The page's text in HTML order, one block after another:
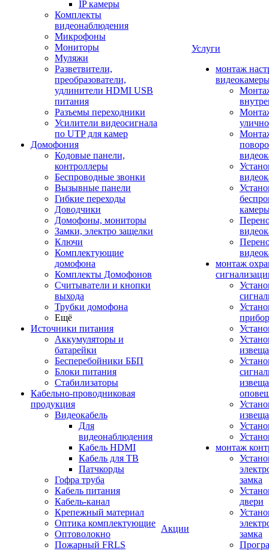
IP камеры
Комплекты
видеонаблюдения
Микрофоны
Мониторы
Муляжи
Разветвители,
преобразователи,
удлинители HDMI USB
питания
Разъемы переходники
Усилители видеосигнала
по UTP для камер
Домофония
Кодовые панели,
контроллеры
Беспроводные звонки
Вызывные панели
Гибкие переходы
Доводчики
Домофоны, мониторы
Замки, электро защелки
Ключи
Комплектующие
домофона
Комплекты Домофонов
Считыватели и кнопки
выхода
Трубки домофона
Ещё
Источники питания
Аккумуляторы и
батарейки
Бесперебойники ББП
Блоки питания
Стабилизаторы
Кабельно-проводниковая
продукция
Видеокабель
Для
видеонаблюдения
Кабель HDMI
Кабель для ТВ
Патчкорды
Гофра труба
Кабель питания
Кабель-канал
Крепежный материал
Оптика комплектующие
Оптоволокно
Пожарный FRLS
Акции
Услуги
монтаж
монтаж
монтаж
замка
двери
замка